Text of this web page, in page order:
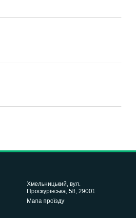
Хмельницький, вул.
Проскурівська, 58, 29001
Мапа проїзду